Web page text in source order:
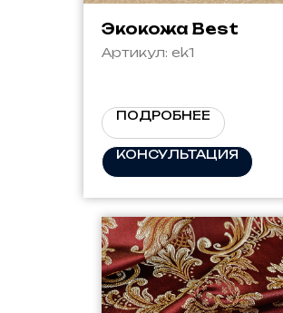
Экокожа Best
Артикул: ek1
ПОДРОБНЕЕ
КОНСУЛЬТАЦИЯ